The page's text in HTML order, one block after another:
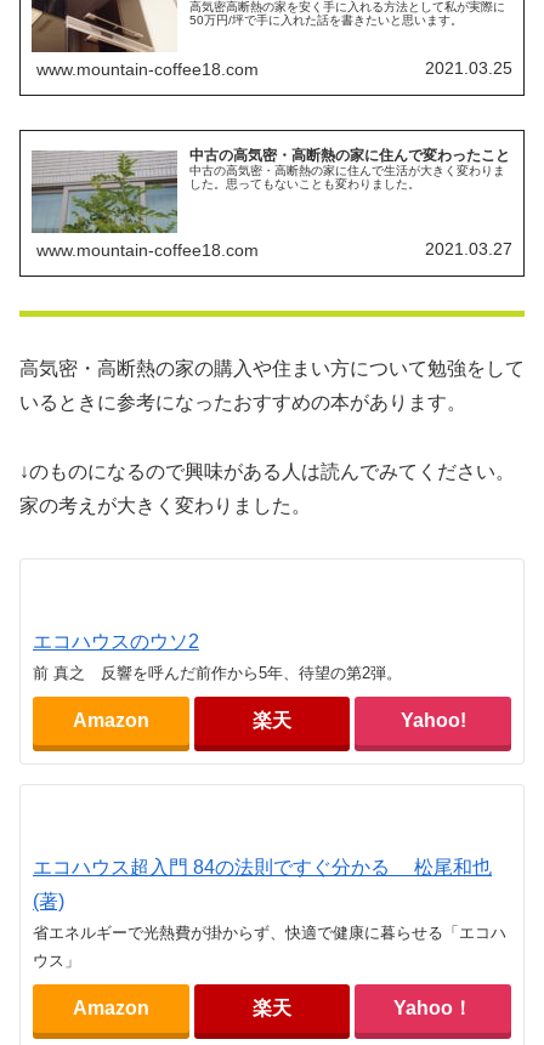
高気密高断熱の家を安く手に入れる方法として私が実際に
50万円/坪で手に入れた話を書きたいと思います。
www.mountain-coffee18.com 2021.03.25
中古の高気密・高断熱の家に住んで変わったこと
中古の高気密・高断熱の家に住んで生活が大きく変わりま
した。思ってもないことも変わりました。
www.mountain-coffee18.com 2021.03.27
高気密・高断熱の家の購入や住まい方について勉強をして
いるときに参考になったおすすめの本があります。
↓のものになるので興味がある人は読んでみてください。
家の考えが大きく変わりました。
エコハウスのウソ2
前 真之 反響を呼んだ前作から5年、待望の第2弾。
Amazon 楽天 Yahoo!
エコハウス超入門 84の法則ですぐ分かる 松尾和也
(著)
省エネルギーで光熱費が掛からず、快適で健康に暮らせる「エコハ
ウス」
Amazon 楽天 Yahoo！